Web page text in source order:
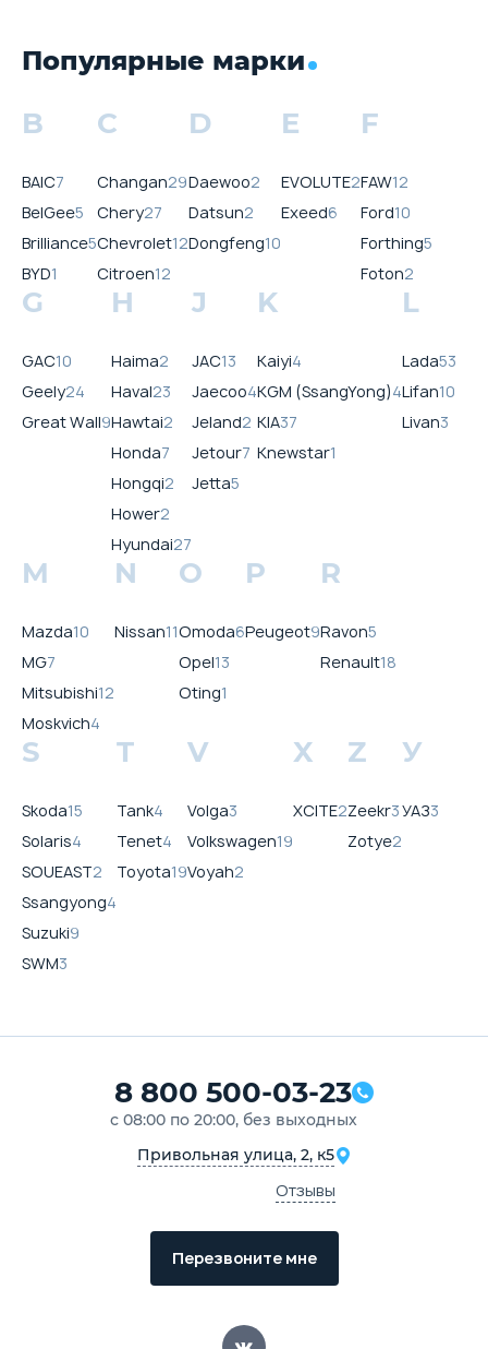
Популярные марки
B
BAIC7
BelGee5
Brilliance5
BYD1
C
Changan29
Chery27
Chevrolet12
Citroen12
D
Daewoo2
Datsun2
Dongfeng10
E
EVOLUTE2
Exeed6
F
FAW12
Ford10
Forthing5
Foton2
G
GAC10
Geely24
Great Wall9
H
Haima2
Haval23
Hawtai2
Honda7
Hongqi2
Hower2
Hyundai27
J
JAC13
Jaecoo4
Jeland2
Jetour7
Jetta5
K
Kaiyi4
KGM (SsangYong)4
KIA37
Knewstar1
L
Lada53
Lifan10
Livan3
M
Mazda10
MG7
Mitsubishi12
Moskvich4
N
Nissan11
O
Omoda6
Opel13
Oting1
P
Peugeot9
R
Ravon5
Renault18
S
Skoda15
Solaris4
SOUEAST2
Ssangyong4
Suzuki9
SWM3
T
Tank4
Tenet4
Toyota19
V
Volga3
Volkswagen19
Voyah2
X
XCITE2
Z
Zeekr3
Zotye2
У
УАЗ3
8 800 500-03-23
с 08:00 по 20:00, без выходных
Привольная улица, 2, к5
Отзывы
Перезвоните мне